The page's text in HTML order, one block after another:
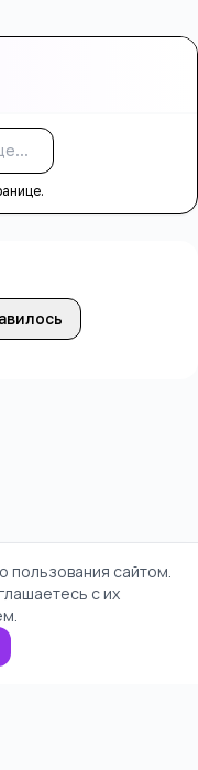
пользования сайтом.
с их